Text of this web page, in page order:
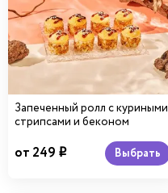
Запеченный ролл с куриными
стрипсами и беконом
от 249 i Выбрать